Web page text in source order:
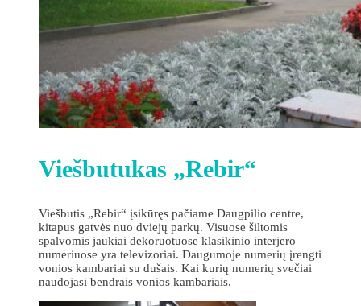
Viešbutukas „Rebir“
Viešbutis „Rebir“ įsikūręs pačiame Daugpilio centre,
kitapus gatvės nuo dviejų parkų. Visuose šiltomis
spalvomis jaukiai dekoruotuose klasikinio interjero
numeriuose yra televizoriai. Daugumoje numerių įrengti
vonios kambariai su dušais. Kai kurių numerių svečiai
naudojasi bendrais vonios kambariais.